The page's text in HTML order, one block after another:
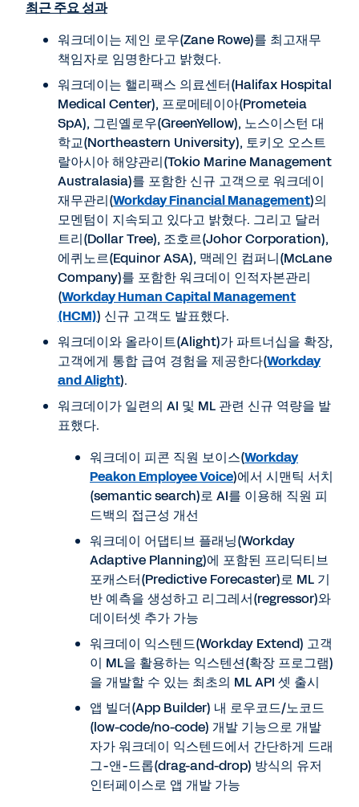
최근 주요 성과
워크데이는 제인 로우(Zane Rowe)를 최고재무
책임자로 임명한다고 밝혔다.
워크데이는 핼리팩스 의료센터(Halifax Hospital
Medical Center), 프로메테이아(Prometeia
SpA), 그린옐로우(GreenYellow), 노스이스턴 대
학교(Northeastern University), 토키오 오스트
랄아시아 해양관리(Tokio Marine Management
Australasia)를 포함한 신규 고객으로 워크데이
재무관리(Workday Financial Management)의
모멘텀이 지속되고 있다고 밝혔다. 그리고 달러
트리(Dollar Tree), 조호르(Johor Corporation),
에퀴노르(Equinor ASA), 맥레인 컴퍼니(McLane
Company)를 포함한 워크데이 인적자본관리
(Workday Human Capital Management
(HCM)) 신규 고객도 발표했다.
워크데이와 올라이트(Alight)가 파트너십을 확장,
고객에게 통합 급여 경험을 제공한다(Workday
and Alight).
워크데이가 일련의 AI 및 ML 관련 신규 역량을 발
표했다.
워크데이 피콘 직원 보이스(Workday
Peakon Employee Voice)에서 시맨틱 서치
(semantic search)로 AI를 이용해 직원 피
드백의 접근성 개선
워크데이 어댑티브 플래닝(Workday
Adaptive Planning)에 포함된 프리딕티브
포캐스터(Predictive Forecaster)로 ML 기
반 예측을 생성하고 리그레서(regressor)와
데이터셋 추가 가능
워크데이 익스텐드(Workday Extend) 고객
이 ML을 활용하는 익스텐션(확장 프로그램)
을 개발할 수 있는 최초의 ML API 셋 출시
앱 빌더(App Builder) 내 로우코드/노코드
(low-code/no-code) 개발 기능으로 개발
자가 워크데이 익스텐드에서 간단하게 드래
그-앤-드롭(drag-and-drop) 방식의 유저
인터페이스로 앱 개발 가능